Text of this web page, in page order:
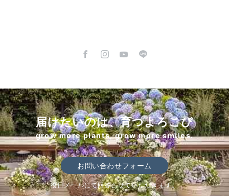
届けたいのは、育つよろこび
grow more plants, grow more smiles.
お問い合わせフォーム
後日メールにて回答させていただきます。